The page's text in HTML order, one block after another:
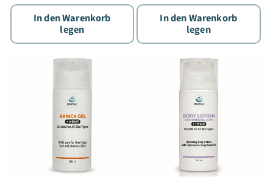
In den Warenkorb
legen
In den Warenkorb
legen